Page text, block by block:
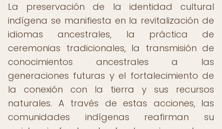
La preservación de la identidad cultural
indígena se manifiesta en la revitalización de
idiomas ancestrales, la práctica de
ceremonias tradicionales, la transmisión de
conocimientos ancestrales a las
generaciones futuras y el fortalecimiento de
la conexión con la tierra y sus recursos
naturales. A través de estas acciones, las
comunidades indígenas reafirman su